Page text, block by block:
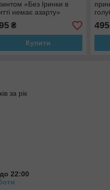
«Без Іринки в
немає азарту»
₴
Купити
495
за рік
22:00